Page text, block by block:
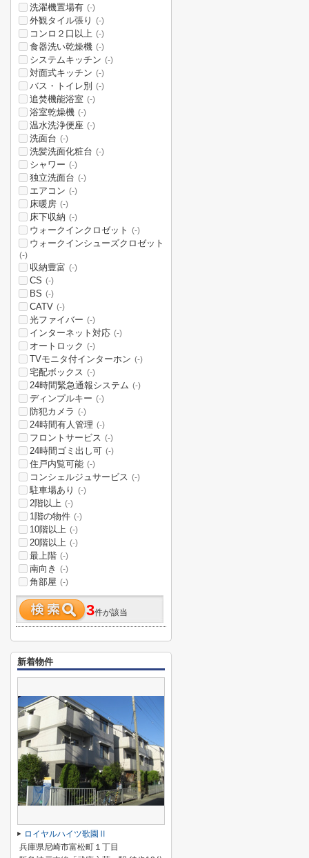
洗濯機置場有 (-)
外観タイル張り (-)
コンロ２口以上 (-)
食器洗い乾燥機 (-)
システムキッチン (-)
対面式キッチン (-)
バス・トイレ別 (-)
追焚機能浴室 (-)
浴室乾燥機 (-)
温水洗浄便座 (-)
洗面台 (-)
洗髪洗面化粧台 (-)
シャワー (-)
独立洗面台 (-)
エアコン (-)
床暖房 (-)
床下収納 (-)
ウォークインクロゼット (-)
ウォークインシューズクロゼット
(-)
収納豊富 (-)
CS (-)
BS (-)
CATV (-)
光ファイバー (-)
インターネット対応 (-)
オートロック (-)
TVモニタ付インターホン (-)
宅配ボックス (-)
24時間緊急通報システム (-)
ディンプルキー (-)
防犯カメラ (-)
24時間有人管理 (-)
フロントサービス (-)
24時間ゴミ出し可 (-)
住戸内覧可能 (-)
コンシェルジュサービス (-)
駐車場あり (-)
2階以上 (-)
1階の物件 (-)
10階以上 (-)
20階以上 (-)
最上階 (-)
南向き (-)
角部屋 (-)
3件が該当
新着物件
ロイヤルハイツ歌園Ⅱ
兵庫県尼崎市富松町１丁目